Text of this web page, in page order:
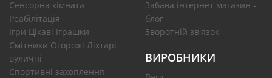
Сенсорна кімната
Реабілітація
Ігри Цікаві Іграшки
Смітники Огорожі Ліхтарі
вуличні
Спортивні захоплення
Забава інтернет магазин -
блог
Зворотній зв'язок
ВИРОБНИКИ